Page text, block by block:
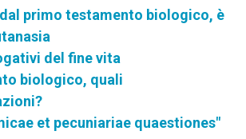
primo testamento biologico, è
del fine vita
biologico, quali
et pecuniariae quaestiones"